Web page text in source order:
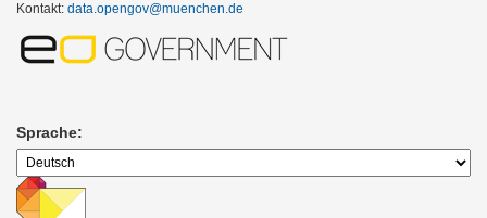
Kontakt: data.opengov@muenchen.de
Sprache